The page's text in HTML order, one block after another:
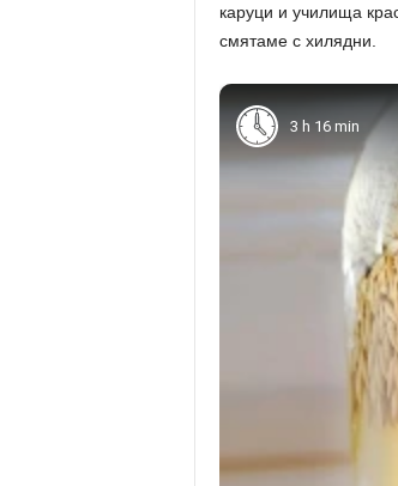
каруци и училища
смятаме с хилядни.
3 h 16 min